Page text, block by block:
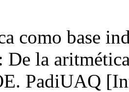
como base
De la
PadiUAQ